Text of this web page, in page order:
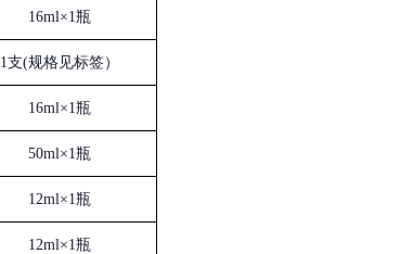
16ml×1瓶
1支(规格见标签）
16ml×1瓶
50ml×1瓶
12ml×1瓶
12ml×1瓶